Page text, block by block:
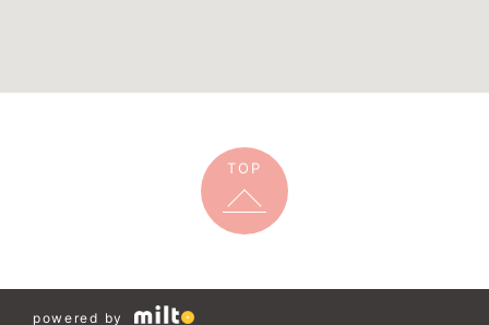
TOP
powered by